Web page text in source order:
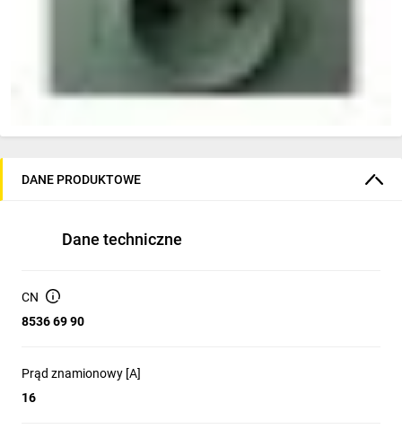
DANE PRODUKTOWE
Dane techniczne
CN
8536 69 90
Prąd znamionowy [A]
16